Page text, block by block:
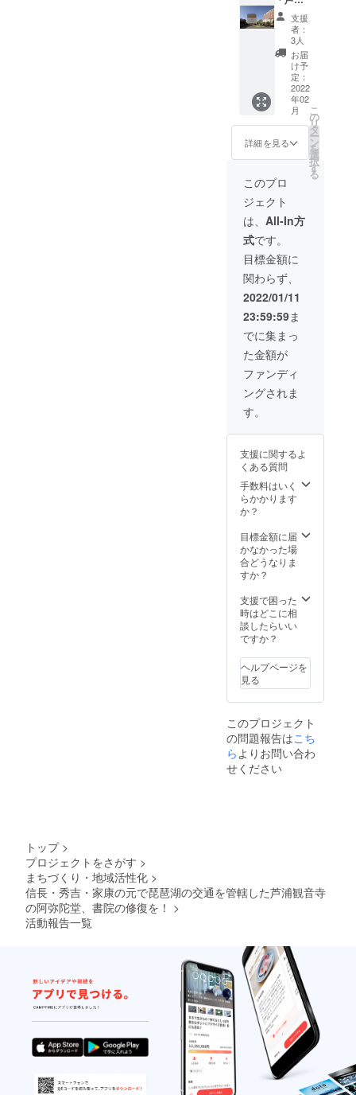
見学会
にい
らっ
しゃる
交通
費、滞
在費等
は自己
負担で
お願い
いたし
ジナル
バッ
ク：サ
ズ/360×
370×11
0（ｍ
ｍ）、
容量/約
材/コッ
トン ※
デザイ
ンの変
更はあ
りま
す。
限） ※
見学会
開催：
令和5年
6月～ ※
見学場
所：滋
賀県草
津市芦
浦町
363ｰ
1 芦浦
※見学会
希望日
等詳細
は当方
よりご
連絡い
たしま
す。 ※
見学会
にい
らっ
しゃる
交通
費、滞
在費等
は自己
負担で
お願い
・オリ
トート
バッ
ク：サ
イ
0（ｍ
ｍ）、
容量/約
トン ※
デザイ
ンの変
更はあ
す。 ・
図録
史跡芦
浦観音
冊）※草
津教育
委員会
作成、
文化財
記入し
てくだ
い。）
・ポス
トカー
ド５枚
※デザイ
ンの変
更はあ
りま
す。当
任せ下
さい。
・修理
中特別
見学会
招待（2
名、回
数無制
限） ※
見学会
開催：
令和5年
6月～ ※
見学場
所：滋
賀県草
津市芦
浦町
観音寺
希望日
等詳細
は当方
よりご
す。 ※
見学会
にい
交通
費、滞
在費等
は自己
お願い
いたし
ます。
・オリ
トート
バッ
ク：サ
イ
ズ/360×
ンの変
史跡芦
浦観音
寺跡（1
冊）※草
津市教
育委員
会作成
の文化
財の解
説とし
ての冊
観音寺
ホーム
ページ
にお名
前記載
（※ご支
援時
に、必
ず備考
欄に記
載する
ご希望
前を記
入して
くださ
い。記
載不要
の場合
は”記載
不要”と
記入し
てくだ
さ
い。）
・ポス
トカー
ド５枚
※デザイ
ンの変
更はあ
方にお
さい。
・修理
中特別
見学会
数無制
限） ※
見学会
6月～ ※
見学場
所：滋
賀県草
浦町
363ｰ
1 芦浦
観音寺
希望日
等詳細
は当方
よりご
連絡い
在費等
ます。
・ホテ
ルボス
トンプ
ラザ草
津ペア
宿泊券
有効期
間：発
行日よ
り１年
支援
者：
3人
お届
け予
定：
2022
年02
月
詳細を見る
こ
の
リ
タ
ー
ン
を
選
択
す
る
このプロ
ジェクト
は、 All-In方
式です。
目標金額に
関わらず、
2022/01/11
23:59:59ま
でに集まっ
た金額が
ファンディ
ングされま
す。
支援に関するよ
くある質問
手数料はいく
らかかります
か？
目標金額に届
かなかった場
合どうなりま
すか？
支援で困った
時はどこに相
談したらいい
ですか？
ヘルプページを
見る
このプロジェクト
の問題報告はこち
らよりお問い合わ
せください
トップ >
プロジェクトをさがす >
まちづくり・地域活性化 >
信長・秀吉・家康の元で琵琶湖の交通を管轄した芦浦観音寺
の阿弥陀堂、書院の修復を！ >
活動報告一覧